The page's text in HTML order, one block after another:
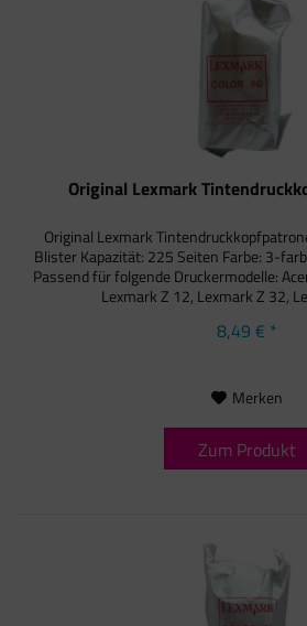
Original Lexmark
Original Lexmark
Blister Kapazität: 225 Seiten Farbe: 3-
Passend für folgende Druckermodelle:
Lexmark Z 12, Lexmark Z 32,
8,49 € *
Merken
Zum Produkt